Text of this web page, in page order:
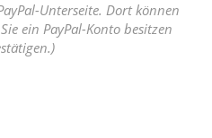
Unterseite. Dort können
ein PayPal-Konto besitzen